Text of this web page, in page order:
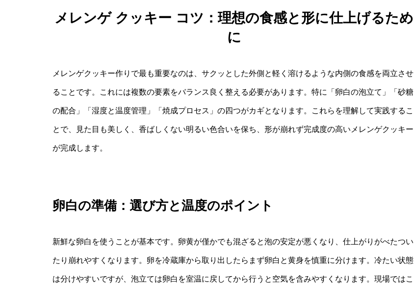
メレンゲ クッキー コツ：理想の食感と形に仕上げるため
に
メレンゲクッキー作りで最も重要なのは、サクッとした外側と軽く溶けるような内側の食感を両立させ
ることです。これには複数の要素をバランス良く整える必要があります。特に「卵白の泡立て」「砂糖
の配合」「湿度と温度管理」「焼成プロセス」の四つがカギとなります。これらを理解して実践するこ
とで、見た目も美しく、香ばしくない明るい色合いを保ち、形が崩れず完成度の高いメレンゲクッキー
が完成します。
卵白の準備：選び方と温度のポイント
新鮮な卵白を使うことが基本です。卵黄が僅かでも混ざると泡の安定が悪くなり、仕上がりがべたつい
たり崩れやすくなります。卵を冷蔵庫から取り出したらまず卵白と黄身を慎重に分けます。冷たい状態
は分けやすいですが、泡立ては卵白を室温に戻してから行うと空気を含みやすくなります。現場ではこ